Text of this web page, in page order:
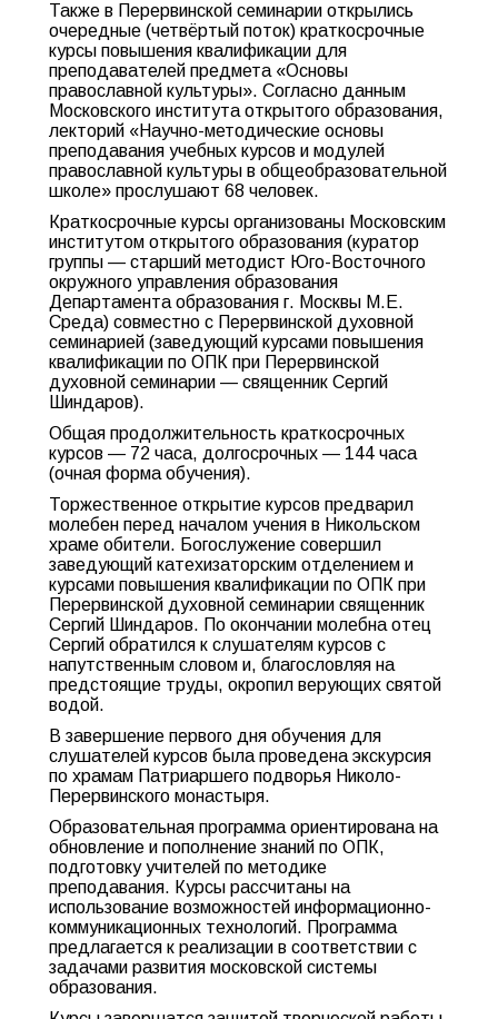
Также в Перервинской семинарии открылись
очередные (четвёртый поток) краткосрочные
курсы повышения квалификации для
преподавателей предмета «Основы
православной культуры». Согласно данным
Московского института открытого образования,
лекторий «Научно-методические основы
преподавания учебных курсов и модулей
православной культуры в общеобразовательной
школе» прослушают 68 человек.
Краткосрочные курсы организованы Московским
институтом открытого образования (куратор
группы — старший методист Юго-Восточного
окружного управления образования
Департамента образования г. Москвы М.Е.
Среда) совместно с Перервинской духовной
семинарией (заведующий курсами повышения
квалификации по ОПК при Перервинской
духовной семинарии — священник Сергий
Шиндаров).
Общая продолжительность краткосрочных
курсов — 72 часа, долгосрочных — 144 часа
(очная форма обучения).
Торжественное открытие курсов предварил
молебен перед началом учения в Никольском
храме обители. Богослужение совершил
заведующий катехизаторским отделением и
курсами повышения квалификации по ОПК при
Перервинской духовной семинарии священник
Сергий Шиндаров. По окончании молебна отец
Сергий обратился к слушателям курсов с
напутственным словом и, благословляя на
предстоящие труды, окропил верующих святой
водой.
В завершение первого дня обучения для
слушателей курсов была проведена экскурсия
по храмам Патриаршего подворья Николо-
Перервинского монастыря.
Образовательная программа ориентирована на
обновление и пополнение знаний по ОПК,
подготовку учителей по методике
преподавания. Курсы рассчитаны на
использование возможностей информационно-
коммуникационных технологий. Программа
предлагается к реализации в соответствии с
задачами развития московской системы
образования.